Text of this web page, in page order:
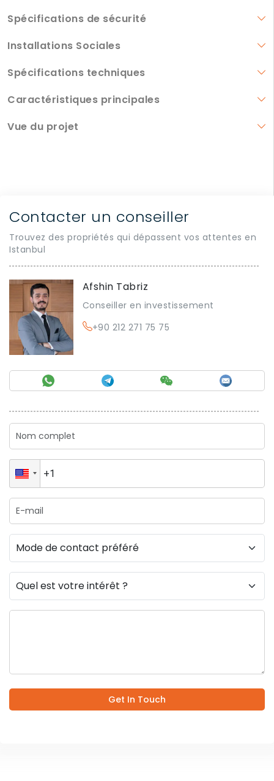
Spécifications de sécurité
Installations Sociales
Spécifications techniques
Caractéristiques principales
Vue du projet
Contacter un conseiller
Trouvez des propriétés qui dépassent vos attentes en
Istanbul
Afshin Tabriz
Conseiller en investissement
+90 212 271 75 75
Get In Touch